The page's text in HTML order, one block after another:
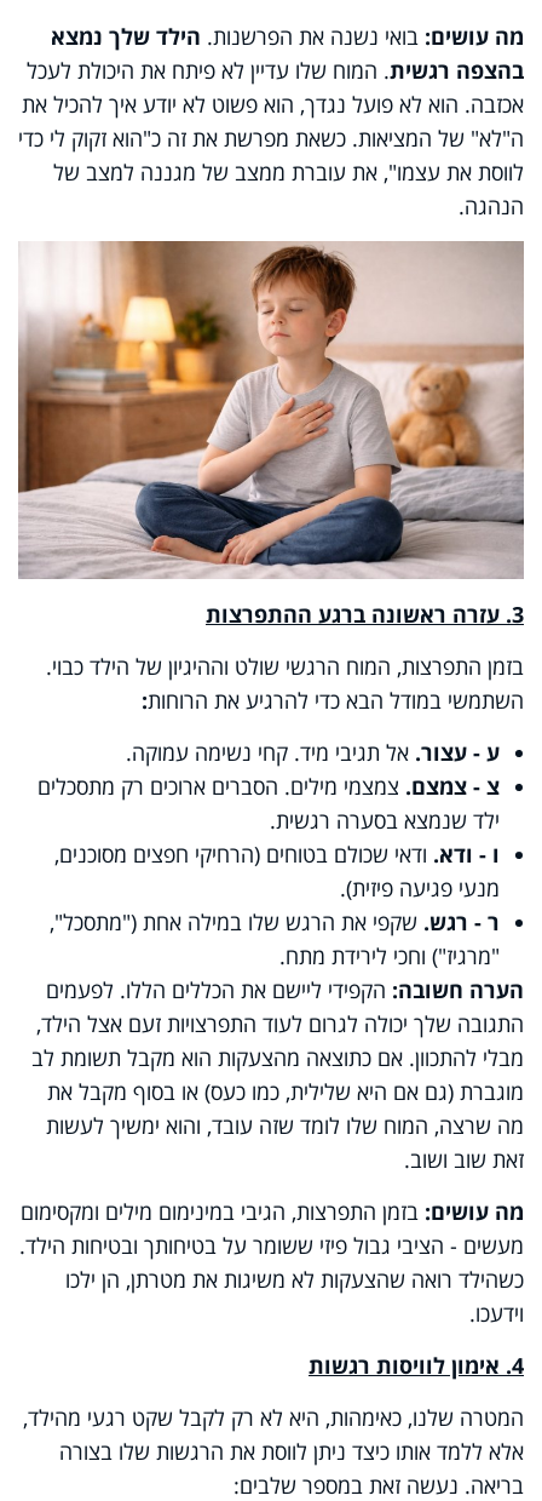
מה עושים: בואי נשנה את הפרשנות. הילד שלך נמצא
בהצפה רגשית. המוח שלו עדיין לא פיתח את היכולת לעכל
אכזבה. הוא לא פועל נגדך, הוא פשוט לא יודע איך להכיל את
ה"לא" של המציאות. כשאת מפרשת את זה כ"הוא זקוק לי כדי
לווסת את עצמו", את עוברת ממצב של מגננה למצב של
הנהגה.
3. עזרה ראשונה ברגע ההתפרצות
בזמן התפרצות, המוח הרגשי שולט וההיגיון של הילד כבוי.
השתמשי במודל הבא כדי להרגיע את הרוחות:
ע - עצור. אל תגיבי מיד. קחי נשימה עמוקה.
צ - צמצם. צמצמי מילים. הסברים ארוכים רק מתסכלים
ילד שנמצא בסערה רגשית.
ו - ודא. ודאי שכולם בטוחים (הרחיקי חפצים מסוכנים,
מנעי פגיעה פיזית).
ר - רגש. שקפי את הרגש שלו במילה אחת ("מתסכל",
"מרגיז") וחכי לירידת מתח.
הערה חשובה: הקפידי ליישם את הכללים הללו. לפעמים
התגובה שלך יכולה לגרום לעוד התפרצויות זעם אצל הילד,
מבלי להתכוון. אם כתוצאה מהצעקות הוא מקבל תשומת לב
מוגברת (גם אם היא שלילית, כמו כעס) או בסוף מקבל את
מה שרצה, המוח שלו לומד שזה עובד, והוא ימשיך לעשות
זאת שוב ושוב.
מה עושים: בזמן התפרצות, הגיבי במינימום מילים ומקסימום
מעשים - הציבי גבול פיזי ששומר על בטיחותך ובטיחות הילד.
כשהילד רואה שהצעקות לא משיגות את מטרתן, הן ילכו
וידעכו.
4. אימון לוויסות רגשות
המטרה שלנו, כאימהות, היא לא רק לקבל שקט רגעי מהילד,
אלא ללמד אותו כיצד ניתן לווסת את הרגשות שלו בצורה
בריאה. נעשה זאת במספר שלבים: